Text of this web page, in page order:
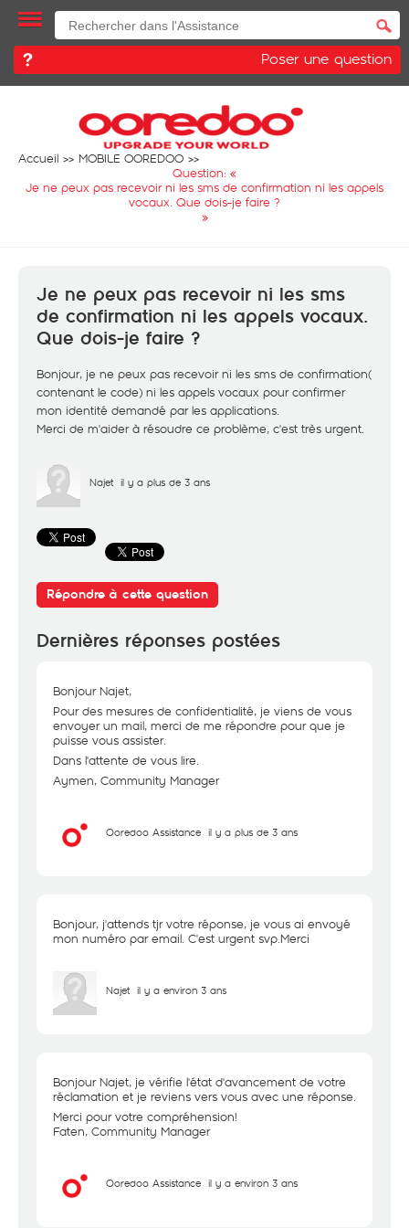
Poser une question
Accueil
MOBILE OOREDOO
Question: «
Je ne peux pas recevoir ni les sms de confirmation ni les appels
vocaux. Que dois-je faire ?
»
Je ne peux pas recevoir ni les sms
de confirmation ni les appels vocaux.
Que dois-je faire ?
Bonjour, je ne peux pas recevoir ni les sms de confirmation(
contenant le code) ni les appels vocaux pour confirmer
mon identité demandé par les applications.
Merci de m'aider à résoudre ce problème, c'est très urgent.
Najet il y a plus de 3 ans
Répondre à cette question
Dernières réponses postées
Bonjour Najet,
Pour des mesures de confidentialité, je viens de vous
envoyer un mail, merci de me répondre pour que je
puisse vous assister.
Dans l'attente de vous lire.
Aymen, Community Manager
Ooredoo Assistance il y a plus de 3 ans
Bonjour, j'attends tjr votre réponse, je vous ai envoyé
mon numéro par email. C'est urgent svp.Merci
Najet il y a environ 3 ans
Bonjour Najet, je vérifie l'état d'avancement de votre
réclamation et je reviens vers vous avec une réponse.
Merci pour votre compréhension!
Faten, Community Manager
Ooredoo Assistance il y a environ 3 ans